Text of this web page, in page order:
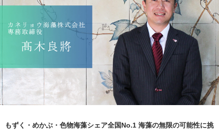
もずく・めかぶ・色物海藻シェア全国No.1 海藻の無限の可能性に挑